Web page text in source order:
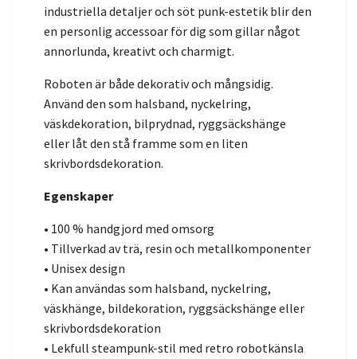
industriella detaljer och söt punk-estetik blir den
en personlig accessoar för dig som gillar något
annorlunda, kreativt och charmigt.
Roboten är både dekorativ och mångsidig.
Använd den som halsband, nyckelring,
väskdekoration, bilprydnad, ryggsäckshänge
eller låt den stå framme som en liten
skrivbordsdekoration.
Egenskaper
• 100 % handgjord med omsorg
• Tillverkad av trä, resin och metallkomponenter
• Unisex design
• Kan användas som halsband, nyckelring,
väskhänge, bildekoration, ryggsäckshänge eller
skrivbordsdekoration
• Lekfull steampunk-stil med retro robotkänsla